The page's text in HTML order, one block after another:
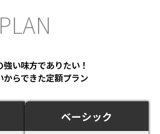
PLAN
強い味方でありたい！
からできた定額プラン
ベーシック